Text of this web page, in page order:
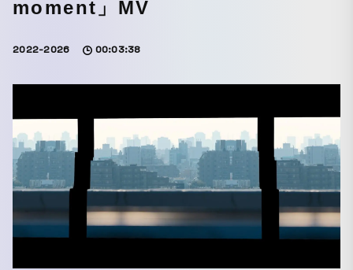
moment」MV
2022-2026 00:03:38